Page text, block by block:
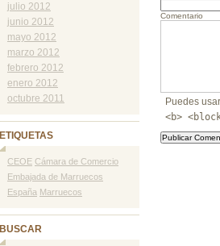
Comentario
Puedes
<b>
julio 2012
junio 2012
mayo 2012
marzo 2012
febrero 2012
enero 2012
octubre 2011
ETIQUETAS
CEOE Cámara de Comercio
Embajada de Marruecos
España Marruecos
BUSCAR